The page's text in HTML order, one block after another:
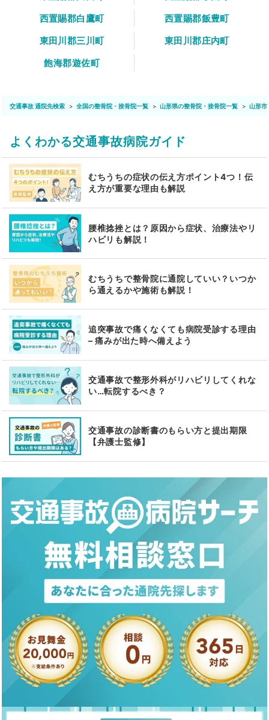
西置賜郡白鷹町
西置賜郡飯豊町
東田川郡三川町
東田川郡庄内町
飽海郡遊佐町
交通事故 通院先検索 全国の整骨院・接骨院一覧 山形県の整骨院・接骨院一覧 山形市
よくわかる交通事故病院ガイド
むちうちの症状の伝え方ポイント4つ！伝
え方が重要な理由も解説
腰椎捻挫とは？原因から症状、治療法やリ
ハビリも解説！
むちうちで整骨院に通院していい？いつか
ら通えるかや施術も解説！
追突事故で痛くなくても病院受診する理由
– 痛みが出た時へ備えよう
交通事故で整形外科がリハビリしてくれな
い…転院するべき？
交通事故の診断書のもらい方と提出期限
【弁護士監修】